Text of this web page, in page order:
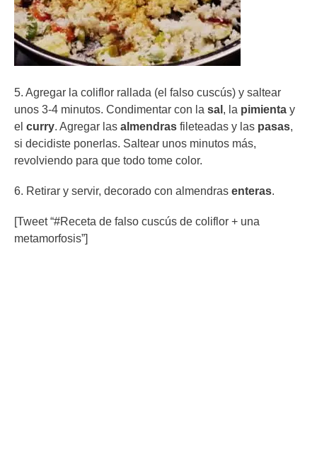
5. Agregar la coliflor rallada (el falso cuscús) y saltear
unos 3-4 minutos. Condimentar con la sal , la pimienta y
el curry. Agregar las almendras fileteadas y las pasas,
si decidiste ponerlas. Saltear unos minutos más,
revolviendo para que todo tome color.
6. Retirar y servir, decorado con almendras enteras.
[Tweet “#Receta de falso cuscús de coliflor + una
metamorfosis”]